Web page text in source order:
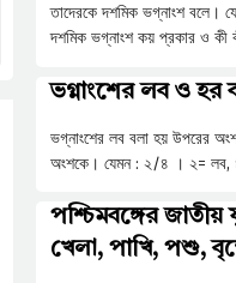
তাদেরকে দশমিক ভগ্নাংশ
দশমিক ভগ্নাংশ কয় প্রকার ও কী
ভগ্নাংশের লব ও হর
ভগ্নাংশের লব বলা হয় উপরের
অংশকে। যেমন : ২/৪ । ২= লব,
পশ্চিমবঙ্গের
খেলা, পাখি, পশু,